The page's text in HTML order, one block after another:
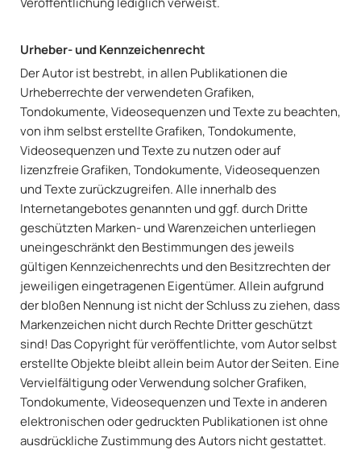
Urheber- und Kennzeichenrecht
Der Autor ist bestrebt, in allen Publikationen die
Urheberrechte der verwendeten Grafiken,
Tondokumente, Videosequenzen und Texte zu beachten,
von ihm selbst erstellte Grafiken, Tondokumente,
Videosequenzen und Texte zu nutzen oder auf
lizenzfreie Grafiken, Tondokumente, Videosequenzen
und Texte zurückzugreifen. Alle innerhalb des
Internetangebotes genannten und ggf. durch Dritte
geschützten Marken- und Warenzeichen unterliegen
uneingeschränkt den Bestimmungen des jeweils
gültigen Kennzeichenrechts und den Besitzrechten der
jeweiligen eingetragenen Eigentümer. Allein aufgrund
der bloßen Nennung ist nicht der Schluss zu ziehen, dass
Markenzeichen nicht durch Rechte Dritter geschützt
sind! Das Copyright für veröffentlichte, vom Autor selbst
erstellte Objekte bleibt allein beim Autor der Seiten. Eine
Vervielfältigung oder Verwendung solcher Grafiken,
Tondokumente, Videosequenzen und Texte in anderen
elektronischen oder gedruckten Publikationen ist ohne
ausdrückliche Zustimmung des Autors nicht gestattet.